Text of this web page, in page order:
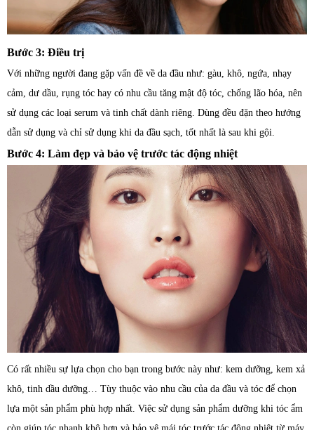
Bước 3: Điều trị
Với những người đang gặp vấn đề về da đầu như: gàu, khô, ngứa, nhạy
cảm, dư dầu, rụng tóc hay có nhu cầu tăng mật độ tóc, chống lão hóa, nên
sử dụng các loại serum và tinh chất dành riêng. Dùng đều đặn theo hướng
dẫn sử dụng và chỉ sử dụng khi da đầu sạch, tốt nhất là sau khi gội.
Bước 4: Làm đẹp và bảo vệ trước tác động nhiệt
Có rất nhiều sự lựa chọn cho bạn trong bước này như: kem dưỡng, kem xả
khô, tinh dầu dưỡng… Tùy thuộc vào nhu cầu của da đầu và tóc để chọn
lựa một sản phẩm phù hợp nhất. Việc sử dụng sản phẩm dưỡng khi tóc ẩm